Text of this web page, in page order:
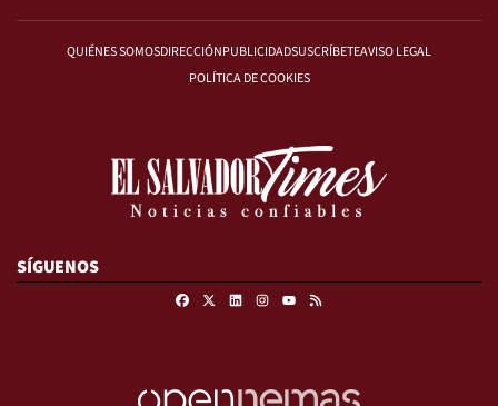
QUIÉNES SOMOSDIRECCIÓNPUBLICIDADSUSCRÍBETEAVISO LEGAL
POLÍTICA DE COOKIES
SÍGUENOS
FacebookLinkedinInstagram